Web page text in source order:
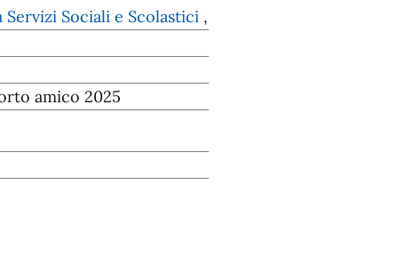
Sociali e Scolastici ,
amico 2025